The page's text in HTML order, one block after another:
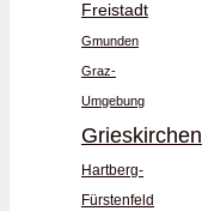
Freistadt
Gmunden
Graz-
Umgebung
Grieskirchen
Hartberg-
Fürstenfeld